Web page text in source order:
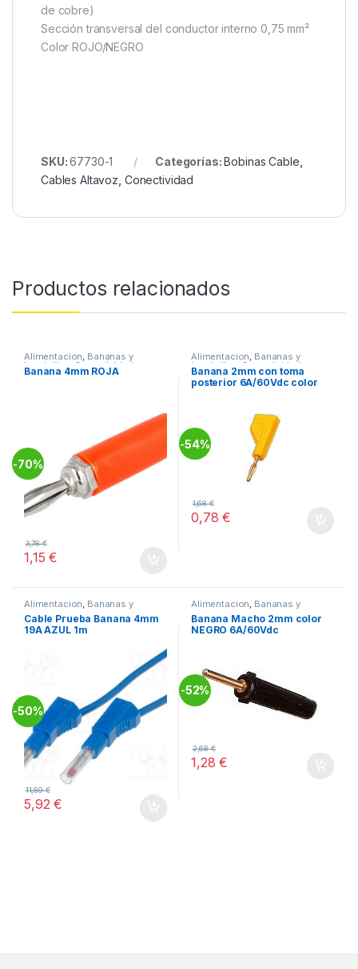
de cobre)
Sección transversal del conductor interno 0,75 mm²
Color ROJO/NEGRO
SKU:67730-1 Categorías:Bobinas Cable
Cables Altavoz Conectividad
Productos relacionados
-70%
Alimentacion, Bananas y
hembrillas Conectividad
Banana 4mm ROJA
1,15€
3,78€
-54%
Alimentacion, Bananas y
hembrillas Conectividad
Banana 2mm con toma
posterior 6A/60Vdc color
0,78€
1,68€
-50%
Alimentacion, Bananas y
hembrillas Conectividad
Cable Prueba Banana 4mm
19A AZUL 1m
5,92€
11,89€
-52%
Alimentacion, Bananas y
hembrillas, Conectividad
Banana Macho 2mm color
NEGRO 6A/60Vdc
1,28€
2,68€